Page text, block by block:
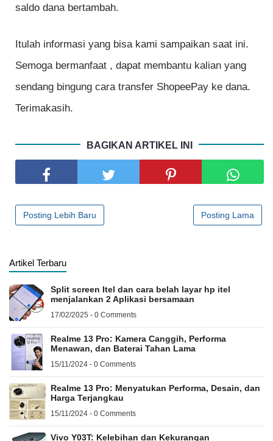
saldo dana bertambah.
Itulah informasi yang bisa kami sampaikan saat ini.
Semoga bermanfaat , dapat membantu kalian yang
sendang bingung cara transfer ShopeePay ke dana.
Terimakasih.
BAGIKAN ARTIKEL INI
Posting Lebih Baru Posting Lama
Artikel Terbaru
Split screen Itel dan cara belah layar hp itel
menjalankan 2 Aplikasi bersamaan
17/02/2025 - 0 Comments
Realme 13 Pro: Kamera Canggih, Performa
Menawan, dan Baterai Tahan Lama
15/11/2024 - 0 Comments
Realme 13 Pro: Menyatukan Performa, Desain, dan
Harga Terjangkau
15/11/2024 - 0 Comments
Vivo Y03T: Kelebihan dan Kekurangan